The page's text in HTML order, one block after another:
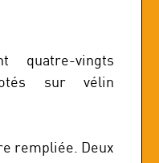
vingts
sur vélin
rempliée. Deux